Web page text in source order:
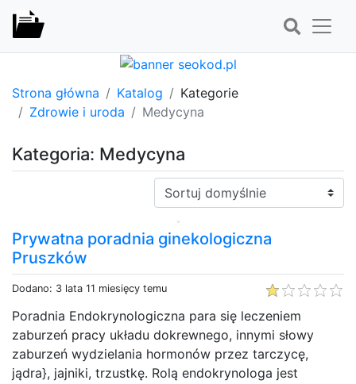
Strona główna Katalog
Kategorie
Zdrowie i uroda
Medycyna
Kategoria: Medycyna
Sortuj:
Prywatna poradnia ginekologiczna
Pruszków
Dodano: 3 lata 11 miesięcy temu
Poradnia Endokrynologiczna para się leczeniem
zaburzeń pracy układu dokrewnego, innymi słowy
zaburzeń wydzielania hormonów przez tarczycę,
jądra}, jajniki, trzustkę. Rolą endokrynologa jest